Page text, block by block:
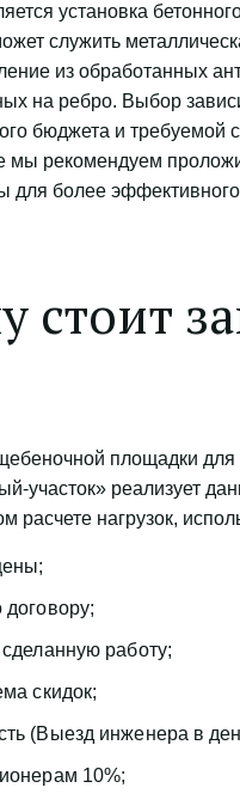
установка
служить
из обработанных
на ребро. Выбор
бюджета и требуемой
рекомендуем
для более
стоит
площадки
участок» реализует
расчете нагрузок,
работу;
скидок;
(Выезд инженера в
10%;